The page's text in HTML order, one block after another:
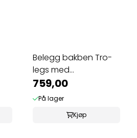
Belegg bakben Tro-
legs med
gjennomtrampingsskydd,
...
759,00
På lager
Kjøp